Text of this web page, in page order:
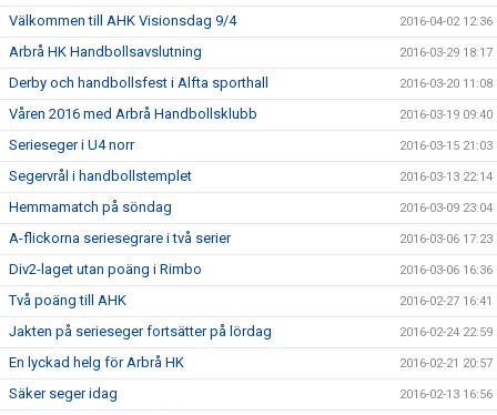
Välkommen till AHK Visionsdag 9/4 2016-04-02 12:36
Arbrå HK Handbollsavslutning 2016-03-29 18:17
Derby och handbollsfest i Alfta sporthall 2016-03-20 11:08
Våren 2016 med Arbrå Handbollsklubb 2016-03-19 09:40
Serieseger i U4 norr 2016-03-15 21:03
Segervrål i handbollstemplet 2016-03-13 22:14
Hemmamatch på söndag 2016-03-09 23:04
A-flickorna seriesegrare i två serier 2016-03-06 17:23
Div2-laget utan poäng i Rimbo 2016-03-06 16:36
Två poäng till AHK 2016-02-27 16:41
Jakten på serieseger fortsätter på lördag 2016-02-24 22:59
En lyckad helg för Arbrå HK 2016-02-21 20:57
Säker seger idag 2016-02-13 16:56